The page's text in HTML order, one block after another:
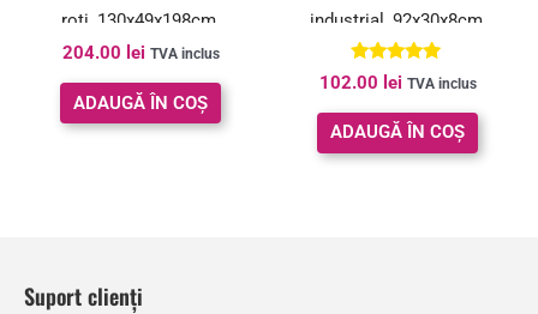
roti, 130x49x198cm,
industrial, negru
204.00 lei TVA inclus
ADAUGĂ ÎN COȘ
industrial, 92x30x8cm,
negru
Evaluat la
5.00
din 5
102.00 lei TVA inclus
ADAUGĂ ÎN COȘ
Suport clienți